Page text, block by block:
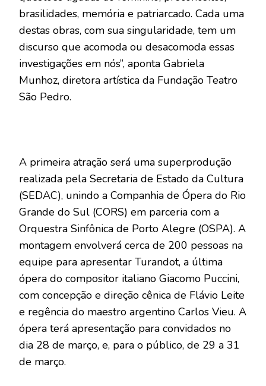
brasilidades, memória e patriarcado. Cada uma
destas obras, com sua singularidade, tem um
discurso que acomoda ou desacomoda essas
investigações em nós”, aponta Gabriela
Munhoz, diretora artística da Fundação Teatro
São Pedro.
A primeira atração será uma superprodução
realizada pela Secretaria de Estado da Cultura
(SEDAC), unindo a Companhia de Ópera do Rio
Grande do Sul (CORS) em parceria com a
Orquestra Sinfônica de Porto Alegre (OSPA). A
montagem envolverá cerca de 200 pessoas na
equipe para apresentar Turandot, a última
ópera do compositor italiano Giacomo Puccini,
com concepção e direção cênica de Flávio Leite
e regência do maestro argentino Carlos Vieu. A
ópera terá apresentação para convidados no
dia 28 de março, e, para o público, de 29 a 31
de março.